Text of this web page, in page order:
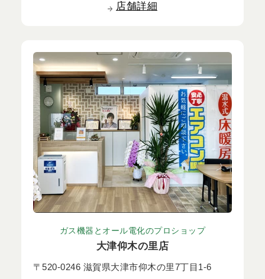
店舗詳細
ガス機器とオール電化のプロショップ
大津仰木の里店
〒520-0246 滋賀県大津市仰木の里7丁目1-6